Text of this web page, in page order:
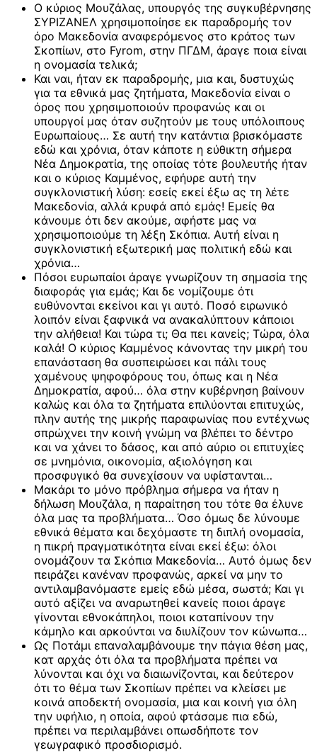
Ο κύριος Μουζάλας, υπουργός της συγκυβέρνησης
ΣΥΡΙΖΑΝΕΛ χρησιμοποίησε εκ παραδρομής τον
όρο Μακεδονία αναφερόμενος στο κράτος των
Σκοπίων, στο Fyrom, στην ΠΓΔΜ, άραγε ποια είναι
η ονομασία τελικά;
Και ναι, ήταν εκ παραδρομής, μια και, δυστυχώς
για τα εθνικά μας ζητήματα, Μακεδονία είναι ο
όρος που χρησιμοποιούν προφανώς και οι
υπουργοί μας όταν συζητούν με τους υπόλοιπους
Ευρωπαίους… Σε αυτή την κατάντια βρισκόμαστε
εδώ και χρόνια, όταν κάποτε η εύθικτη σήμερα
Νέα Δημοκρατία, της οποίας τότε βουλευτής ήταν
και ο κύριος Καμμένος, εφήυρε αυτή την
συγκλονιστική λύση: εσείς εκεί έξω ας τη λέτε
Μακεδονία, αλλά κρυφά από εμάς! Εμείς θα
κάνουμε ότι δεν ακούμε, αφήστε μας να
χρησιμοποιούμε τη λέξη Σκόπια. Αυτή είναι η
συγκλονιστική εξωτερική μας πολιτική εδώ και
χρόνια…
Πόσοι ευρωπαίοι άραγε γνωρίζουν τη σημασία της
διαφοράς για εμάς; Και δε νομίζουμε ότι
ευθύνονται εκείνοι και γι αυτό. Ποσό ειρωνικό
λοιπόν είναι ξαφνικά να ανακαλύπτουν κάποιοι
την αλήθεια! Και τώρα τι; Θα πει κανείς; Τώρα, όλα
καλά! Ο κύριος Καμμένος κάνοντας την μικρή του
επανάσταση θα συσπειρώσει και πάλι τους
χαμένους ψηφοφόρους του, όπως και η Νέα
Δημοκρατία, αφού… όλα στην κυβέρνηση βαίνουν
καλώς και όλα τα ζητήματα επιλύονται επιτυχώς,
πλην αυτής της μικρής παραφωνίας που εντέχνως
σπρώχνει την κοινή γνώμη να βλέπει το δέντρο
και να χάνει το δάσος, και από αύριο οι επιτυχίες
σε μνημόνια, οικονομία, αξιολόγηση και
προσφυγικό θα συνεχίσουν να υφίστανται…
Μακάρι το μόνο πρόβλημα σήμερα να ήταν η
δήλωση Μουζάλα, η παραίτηση του τότε θα έλυνε
όλα μας τα προβλήματα… Όσο όμως δε λύνουμε
εθνικά θέματα και δεχόμαστε τη διπλή ονομασία,
η πικρή πραγματικότητα είναι εκεί έξω: όλοι
ονομάζουν τα Σκόπια Μακεδονία… Αυτό όμως δεν
πειράζει κανέναν προφανώς, αρκεί να μην το
αντιλαμβανόμαστε εμείς εδώ μέσα, σωστά; Και γι
αυτό αξίζει να αναρωτηθεί κανείς ποιοι άραγε
γίνονται εθνοκάπηλοι, ποιοι καταπίνουν την
κάμηλο και αρκούνται να διυλίζουν τον κώνωπα…
Ως Ποτάμι επαναλαμβάνουμε την πάγια θέση μας,
κατ αρχάς ότι όλα τα προβλήματα πρέπει να
λύνονται και όχι να διαιωνίζονται, και δεύτερον
ότι το θέμα των Σκοπίων πρέπει να κλείσει με
κοινά αποδεκτή ονομασία, μια και κοινή για όλη
την υφήλιο, η οποία, αφού φτάσαμε πια εδώ,
πρέπει να περιλαμβάνει οπωσδήποτε τον
γεωγραφικό προσδιορισμό.